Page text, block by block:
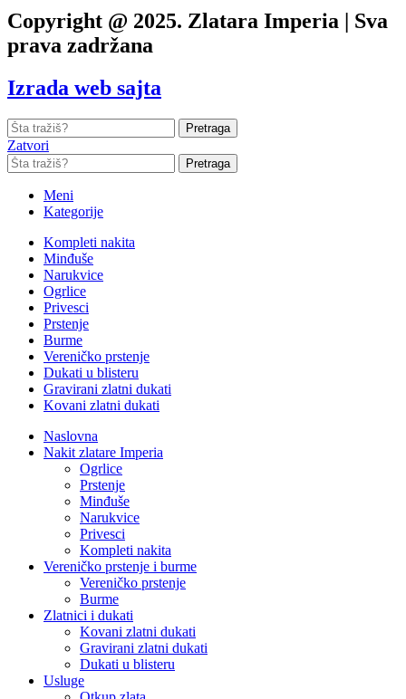
Copyright @ 2025. Zlatara Imperia | Sva
prava zadržana
Izrada web sajta
Pretraga
Zatvori
Pretraga
Meni
Kategorije
Kompleti nakita
Minđuše
Narukvice
Ogrlice
Privesci
Prstenje
Burme
Vereničko prstenje
Dukati u blisteru
Gravirani zlatni dukati
Kovani zlatni dukati
Naslovna
Nakit zlatare Imperia
Ogrlice
Prstenje
Minđuše
Narukvice
Privesci
Kompleti nakita
Vereničko prstenje i burme
Vereničko prstenje
Burme
Zlatnici i dukati
Kovani zlatni dukati
Gravirani zlatni dukati
Dukati u blisteru
Usluge